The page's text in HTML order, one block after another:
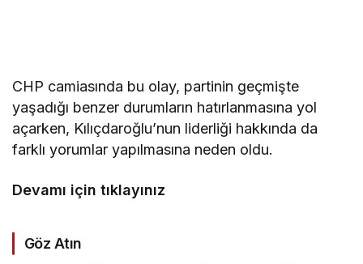
CHP camiasında bu olay, partinin geçmişte
yaşadığı benzer durumların hatırlanmasına yol
açarken, Kılıçdaroğlu’nun liderliği hakkında da
farklı yorumlar yapılmasına neden oldu.
Devamı için tıklayınız
Göz Atın